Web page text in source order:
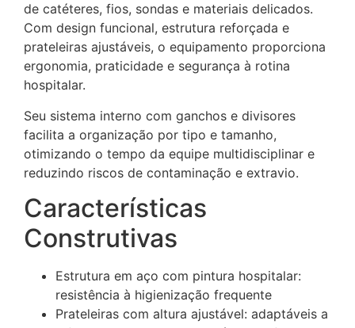
de catéteres, fios, sondas e materiais delicados.
Com design funcional, estrutura reforçada e
prateleiras ajustáveis, o equipamento proporciona
ergonomia, praticidade e segurança à rotina
hospitalar.
Seu sistema interno com ganchos e divisores
facilita a organização por tipo e tamanho,
otimizando o tempo da equipe multidisciplinar e
reduzindo riscos de contaminação e extravio.
Características
Construtivas
Estrutura em aço com pintura hospitalar:
resistência à higienização frequente
Prateleiras com altura ajustável: adaptáveis a